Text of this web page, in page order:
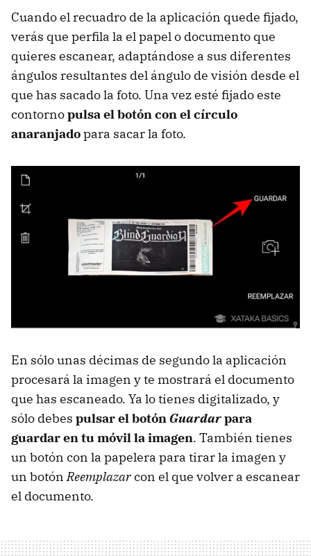
Cuando el recuadro de la aplicación quede fijado,
verás que perfila la el papel o documento que
quieres escanear, adaptándose a sus diferentes
ángulos resultantes del ángulo de visión desde el
que has sacado la foto. Una vez esté fijado este
contornopulsa el botón con el círculo
anaranjadopara sacar la foto.
En sólo unas décimas de segundo la aplicación
procesará la imagen y te mostrará el documento
que has escaneado. Ya lo tienes digitalizado, y
sólo debes pulsar el botón Guardarpara
guardar en tu móvil la imagen. También tienes
un botón con la papelera para tirar la imagen y
un botón Reemplazarcon el que volver a escanear
el documento.